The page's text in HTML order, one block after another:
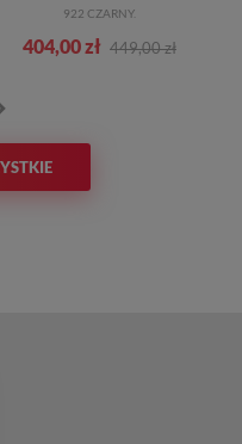
922 CZARNY.
404,00 zł 449,00 zł